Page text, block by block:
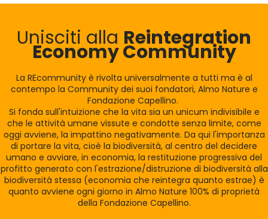
Unisciti alla Reintegration
Economy Community
La REcommunity è rivolta universalmente a tutti ma è al
contempo la Community dei suoi fondatori, Almo Nature e
Fondazione Capellino.
Si fonda sull'intuizione che la vita sia un unicum indivisibile e
che le attività umane vissute e condotte senza limite, come
oggi avviene, la impattino negativamente. Da qui l'importanza
di portare la vita, cioè la biodiversità, al centro del decidere
umano e avviare, in economia, la restituzione progressiva del
profitto generato con l'estrazione/distruzione di biodiversità alla
biodiversità stessa (economia che reintegra quanto estrae) è
quanto avviene ogni giorno in Almo Nature 100% di proprietà
della Fondazione Capellino.